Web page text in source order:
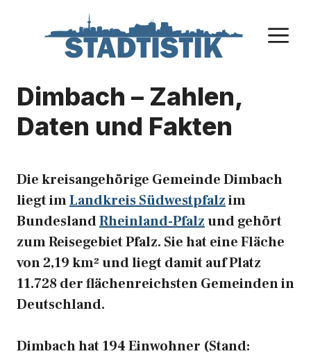
Dimbach – Zahlen,
Daten und Fakten
Die kreisangehörige Gemeinde Dimbach
liegt imLandkreis Südwestpfalzim
BundeslandRheinland-Pfalzund gehört
zum Reisegebiet Pfalz. Sie hat eine Fläche
von 2,19 km² und liegt damit auf Platz
11.728 der flächenreichsten Gemeinden in
Deutschland.
Dimbach hat 194 Einwohner (Stand: